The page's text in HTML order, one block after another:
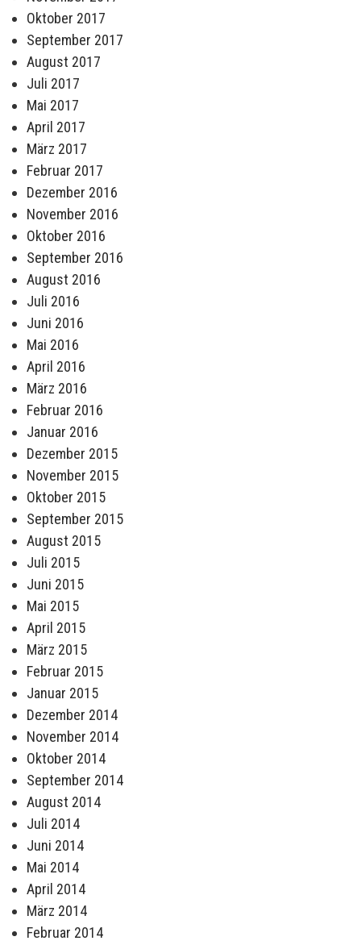
Oktober 2017
September 2017
August 2017
Juli 2017
Mai 2017
April 2017
März 2017
Februar 2017
Dezember 2016
November 2016
Oktober 2016
September 2016
August 2016
Juli 2016
Juni 2016
Mai 2016
April 2016
März 2016
Februar 2016
Januar 2016
Dezember 2015
November 2015
Oktober 2015
September 2015
August 2015
Juli 2015
Juni 2015
Mai 2015
April 2015
März 2015
Februar 2015
Januar 2015
Dezember 2014
November 2014
Oktober 2014
September 2014
August 2014
Juli 2014
Juni 2014
Mai 2014
April 2014
März 2014
Februar 2014